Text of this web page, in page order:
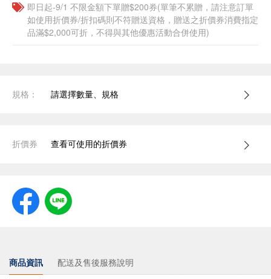
即日起-9/1 不限金額下單贈$200券(單筆不累贈，請注意訂單
如使用折價券/折扣碼則不符贈送資格，贈送之折價券消費指定
品滿$2,000可折，不得與其他優惠活動合併使用)
規格： 請選擇數量、規格
折價券 查看可使用的折價券
商品資訊 配送及售後服務說明